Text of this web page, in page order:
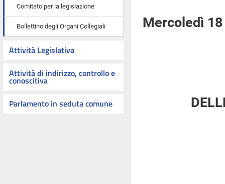
Comitato per la legislazione
Bollettino degli Organi Collegiali
Attività Legislativa
Attività di indirizzo, controllo e
conoscitiva
Parlamento in seduta comune
Mercoledì